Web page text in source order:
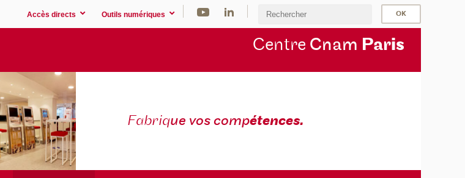
Accès directs Outils numériques
Centre Cnam Paris
Fabrique vos compétences.